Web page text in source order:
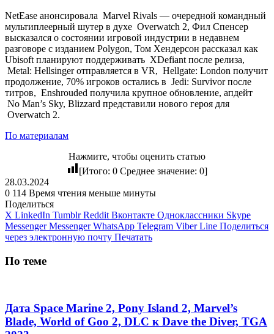
NetEase анонсировала Marvel Rivals — очередной командный
мультиплеерный шутер в духе Overwatch 2, Фил Спенсер
высказался о состоянии игровой индустрии в недавнем
разговоре с изданием Polygon, Том Хендерсон рассказал как
Ubisoft планируют поддерживать XDefiant после релиза,
Metal: Hellsingerотправляется в VR, Hellgate: London получит
продолжение, 70% игроков остались в Jedi: Survivorпосле
титров, Enshrouded получила крупное обновление, апдейт
No Man’s Sky, Blizzard представили нового героя для
Overwatch 2.
По материалам
Нажмите, чтобы оценить статью
[Итого: 0 Среднее значение: 0]
28.03.2024
0 114 Время чтения меньше минуты
Поделиться
X LinkedIn Tumblr Reddit Вконтакте Одноклассники Skype
Messenger Messenger WhatsApp Telegram Viber Line Поделиться
через электронную почту Печатать
По теме
Дата Space Marine 2, Pony Island 2, Marvel’s
Blade, World of Goo 2, DLC к Dave the Diver, TGA